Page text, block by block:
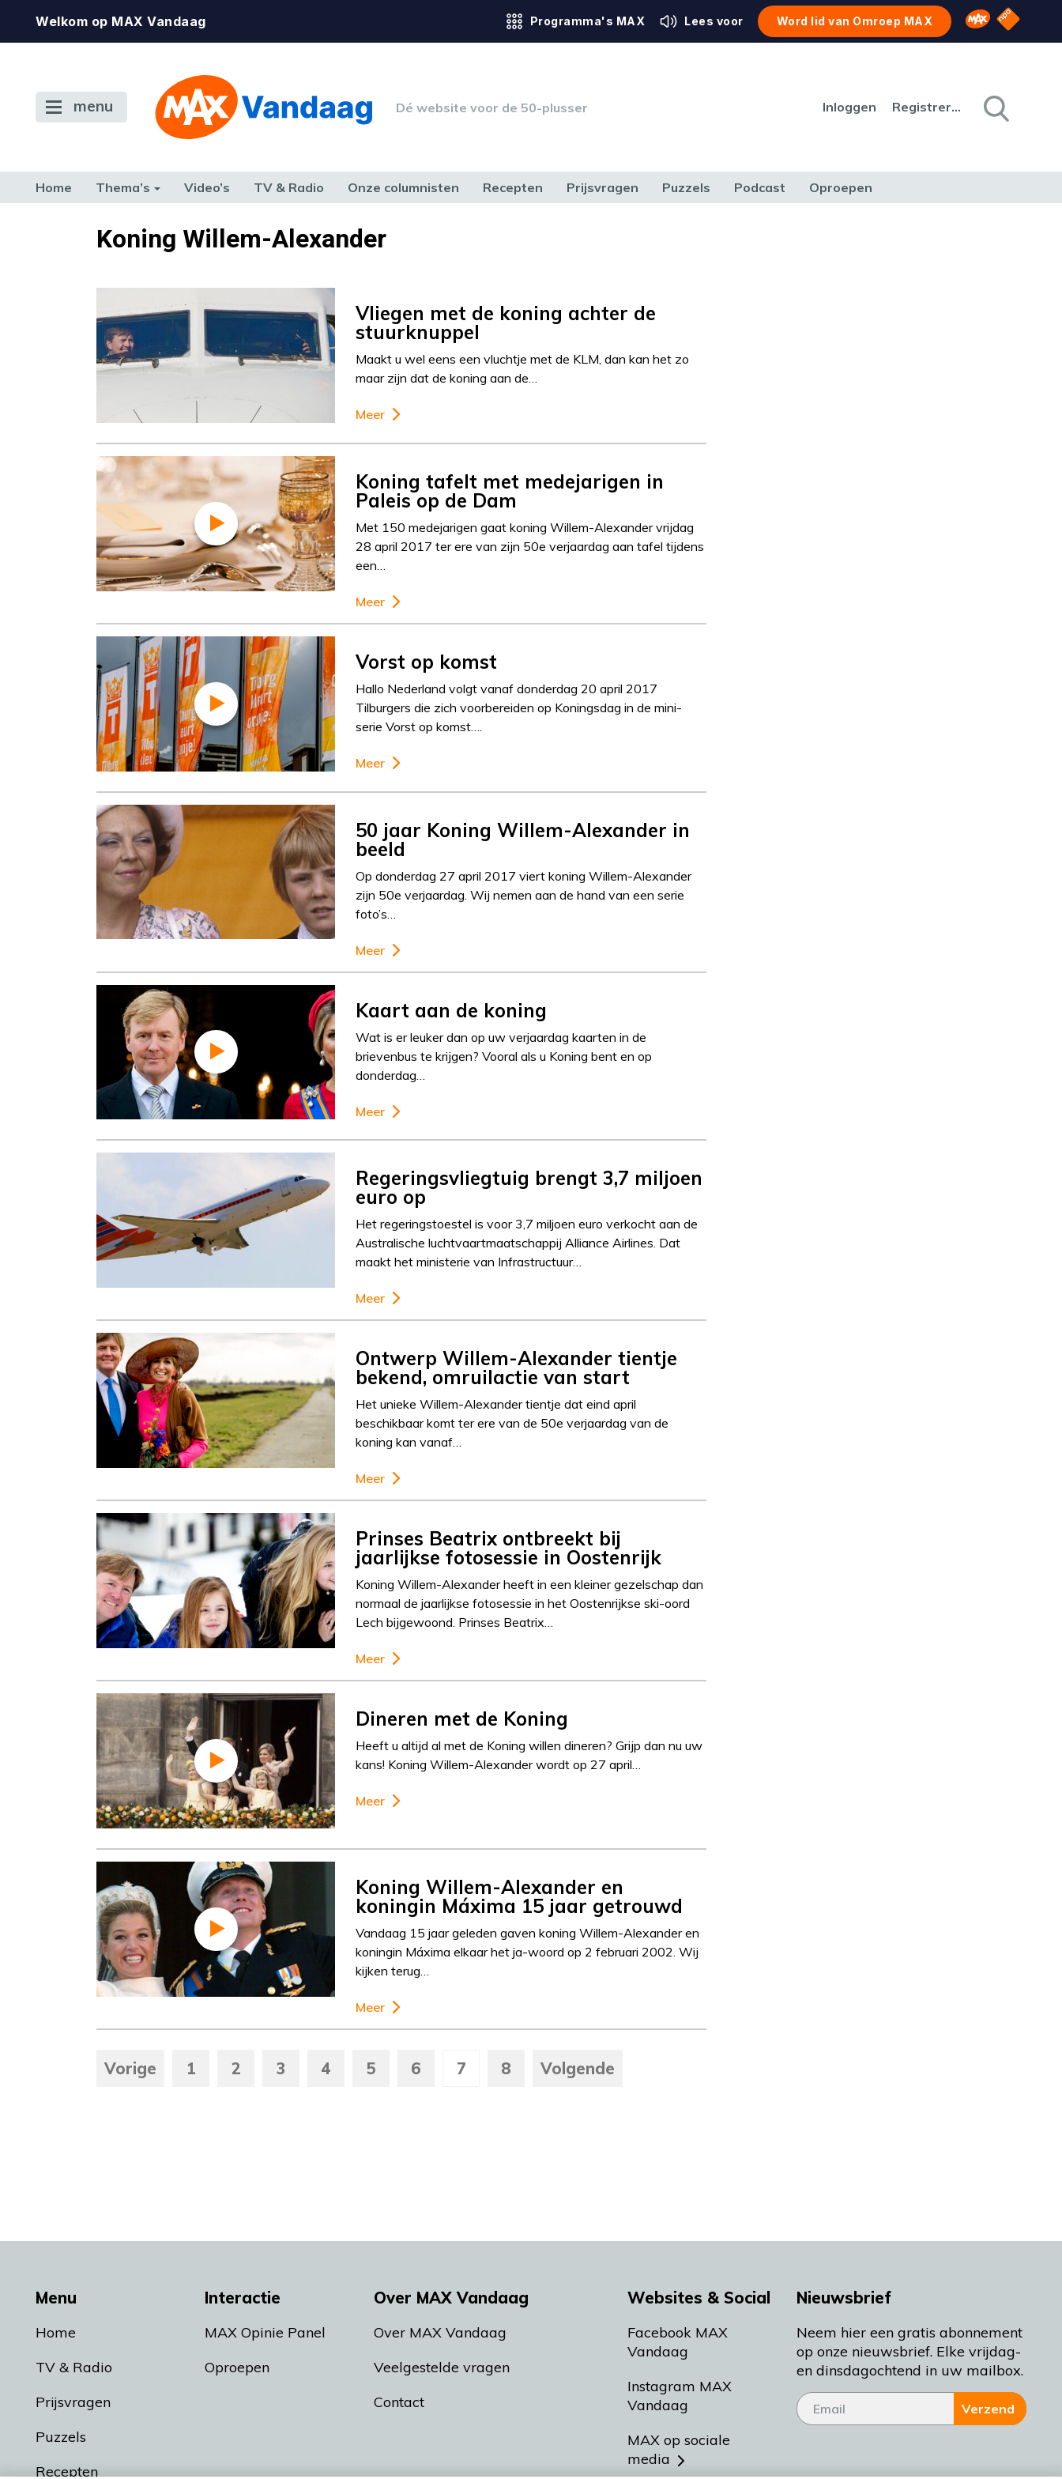
Welkom op MAX Vandaag Programma's MAX Lees voor Word lid van Omroep MAX Omroep MAX
NPO
menu Dé website voor de 50-plusser Inloggen Registreren
Home Thema’s Video’s TV & Radio Onze columnisten Recepten Prijsvragen Puzzels Podcast Oproepen
TERUG NAAR TOENKoning Willem-Alexander
Vliegen met de koning achter de
stuurknuppel
Maakt u wel eens een vluchtje met de KLM, dan kan het zo
maar zijn dat de koning aan de…
Meer
Koning tafelt met medejarigen in
Paleis op de Dam
Met 150 medejarigen gaat koning Willem-Alexander vrijdag
28 april 2017 ter ere van zijn 50e verjaardag aan tafel tijdens
een…
Meer
Vorst op komst
Hallo Nederland volgt vanaf donderdag 20 april 2017
Tilburgers die zich voorbereiden op Koningsdag in de mini-
serie Vorst op komst….
Meer
50 jaar Koning Willem-Alexander in
beeld
Op donderdag 27 april 2017 viert koning Willem-Alexander
zijn 50e verjaardag. Wij nemen aan de hand van een serie
foto’s…
Meer
Kaart aan de koning
Wat is er leuker dan op uw verjaardag kaarten in de
brievenbus te krijgen? Vooral als u Koning bent en op
donderdag…
Meer
Regeringsvliegtuig brengt 3,7 miljoen
euro op
Het regeringstoestel is voor 3,7 miljoen euro verkocht aan de
Australische luchtvaartmaatschappij Alliance Airlines. Dat
maakt het ministerie van Infrastructuur…
Meer
Ontwerp Willem-Alexander tientje
bekend, omruilactie van start
Het unieke Willem-Alexander tientje dat eind april
beschikbaar komt ter ere van de 50e verjaardag van de
koning kan vanaf…
Meer
Prinses Beatrix ontbreekt bij
jaarlijkse fotosessie in Oostenrijk
Koning Willem-Alexander heeft in een kleiner gezelschap dan
normaal de jaarlijkse fotosessie in het Oostenrijkse ski-oord
Lech bijgewoond. Prinses Beatrix…
Meer
Dineren met de Koning
Heeft u altijd al met de Koning willen dineren? Grijp dan nu uw
kans! Koning Willem-Alexander wordt op 27 april…
Meer
Koning Willem-Alexander en
koningin Máxima 15 jaar getrouwd
Vandaag 15 jaar geleden gaven koning Willem-Alexander en
koningin Máxima elkaar het ja-woord op 2 februari 2002. Wij
kijken terug…
Meer
Vorige 1 2 3 4 5 6 7 8 Volgende
Menu
Home
TV & Radio
Prijsvragen
Puzzels
Recepten
Interactie
MAX Opinie Panel
Oproepen
Over MAX Vandaag
Over MAX Vandaag
Veelgestelde vragen
Contact
Websites & Social
Facebook MAX
Vandaag
Instagram MAX
Vandaag
MAX op sociale
media
Nieuwsbrief
Neem hier een gratis abonnement
op onze nieuwsbrief. Elke vrijdag-
en dinsdagochtend in uw mailbox.
Verzend